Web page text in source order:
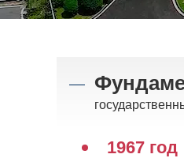
1967 год